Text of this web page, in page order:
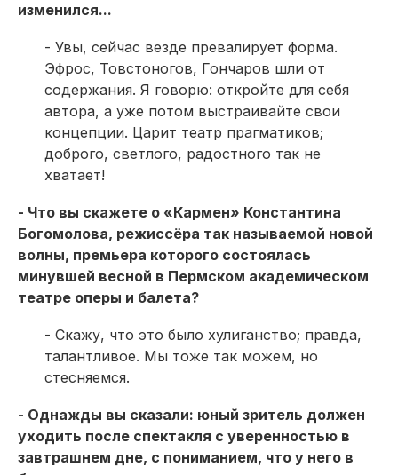
изменился...
- Увы, сейчас везде превалирует форма.
Эфрос, Товстоногов, Гончаров шли от
содержания. Я говорю: откройте для себя
автора, а уже потом выстраивайте свои
концепции. Царит театр прагматиков;
доброго, светлого, радостного так не
хватает!
- Что вы скажете о «Кармен» Константина
Богомолова, режиссёра так называемой новой
волны, премьера которого состоялась
минувшей весной в Пермском академическом
театре оперы и балета?
- Скажу, что это было хулиганство; правда,
талантливое. Мы тоже так можем, но
стесняемся.
- Однажды вы сказали: юный зритель должен
уходить после спектакля с уверенностью в
завтрашнем дне, с пониманием, что у него в